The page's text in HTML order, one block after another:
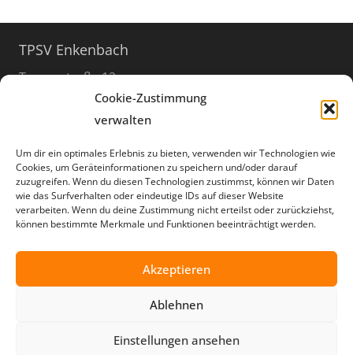
Cookie-Zustimmung
verwalten
Um dir ein optimales Erlebnis zu bieten, verwenden wir Technologien wie
Cookies, um Geräteinformationen zu speichern und/oder darauf
zuzugreifen. Wenn du diesen Technologien zustimmst, können wir Daten
wie das Surfverhalten oder eindeutige IDs auf dieser Website
verarbeiten. Wenn du deine Zustimmung nicht erteilst oder zurückziehst,
können bestimmte Merkmale und Funktionen beeinträchtigt werden.
Akzeptieren
Ablehnen
Einstellungen ansehen
TPSV Enkenbach
Turnerstraße 12
67677 Enkenbach-Alsenborn
info@tpsv.de
Öffnungszeiten
der Geschäftsstelle
außerhalb der Ferien